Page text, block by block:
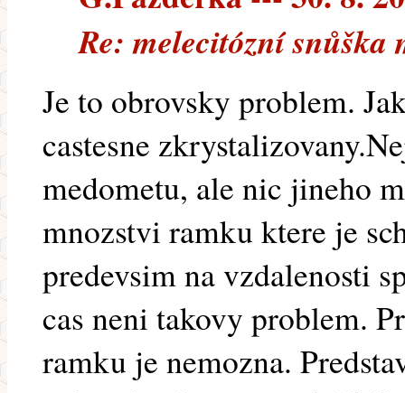
Re: melecitózní snůška
Je to obrovsky problem.
castesne
medometu, ale nic jineho
mnozstvi ramku ktere je
predevsim na vzdalenosti
cas neni takovy problem.
ramku je nemozna.